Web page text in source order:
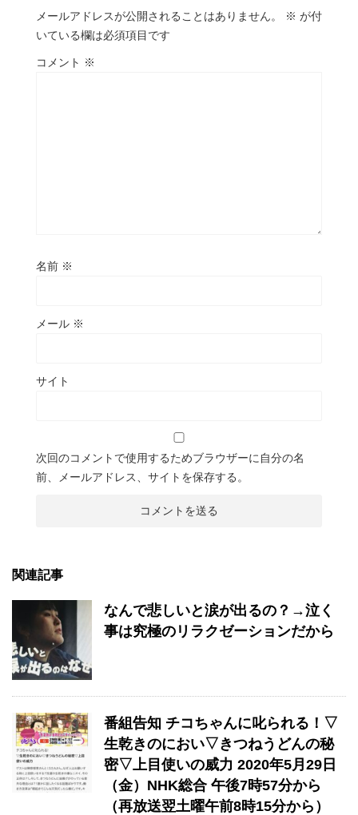
メールアドレスが公開されることはありません。 ※ が付
いている欄は必須項目です
コメント ※
名前 ※
メール ※
サイト
次回のコメントで使用するためブラウザーに自分の名
前、メールアドレス、サイトを保存する。
関連記事
なんで悲しいと涙が出るの？→泣く
事は究極のリラクゼーションだから
番組告知 チコちゃんに叱られる！▽
生乾きのにおい▽きつねうどんの秘
密▽上目使いの威力 2020年5月29日
（金）NHK総合 午後7時57分から
（再放送翌土曜午前8時15分から）